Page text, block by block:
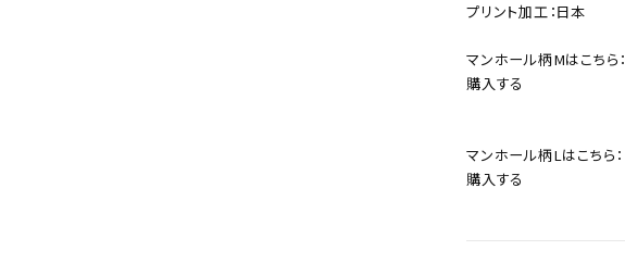
プリント加工：日本
マンホール柄Mはこちら：
購入する
マンホール柄Lはこちら：
購入する